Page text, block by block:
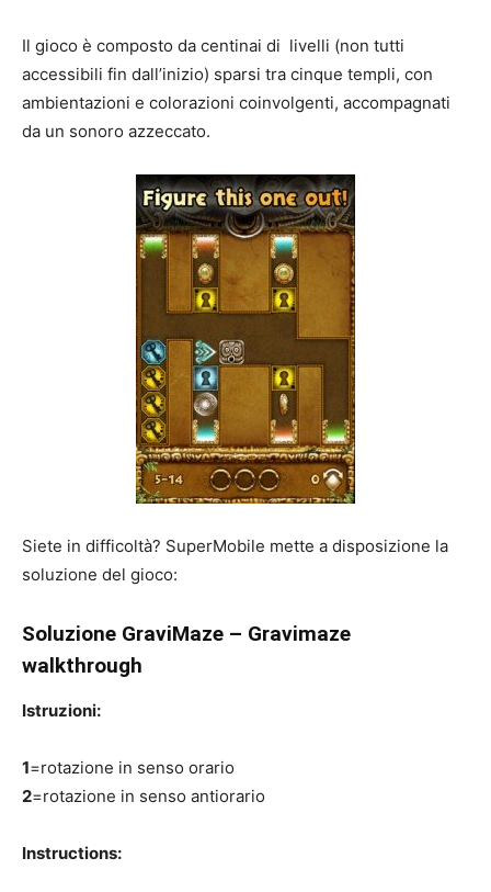
Il gioco è composto da centinai di livelli (non tutti
accessibili fin dall’inizio) sparsi tra cinque templi, con
ambientazioni e colorazioni coinvolgenti, accompagnati
da un sonoro azzeccato.
Siete in difficoltà? SuperMobile mette a disposizione la
soluzione del gioco:
Soluzione GraviMaze – Gravimaze
walkthrough
Istruzioni:
1=rotazione in senso orario
2=rotazione in senso antiorario
Instructions: